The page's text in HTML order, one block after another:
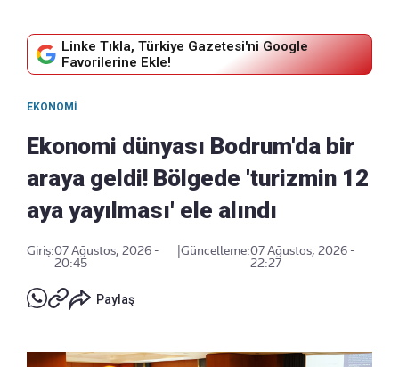
Linke Tıkla, Türkiye Gazetesi'ni Google
Favorilerine Ekle!
EKONOMI
Ekonomi dünyası Bodrum'da bir
araya geldi! Bölgede 'turizmin 12
aya yayılması' ele alındı
Giriş:07 Ağustos, 2026 -
20:45
|Güncelleme:07 Ağustos, 2026 -
22:27
Paylaş